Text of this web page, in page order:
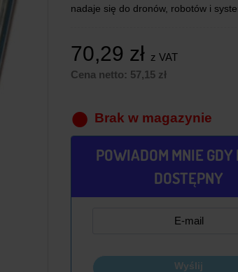
nadaje się do dronów, robotów i
70,29 zł z VAT
Cena netto: 57,15 zł
Brak w magazynie
POWIADOM MNIE GDY
DOSTĘPNY
Wyślij